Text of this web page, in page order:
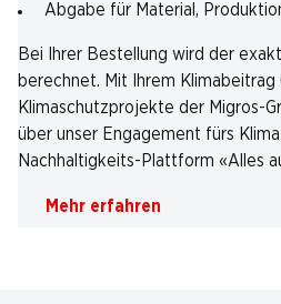
Abgabe für Material,
Bei Ihrer Bestellung wird der
berechnet. Mit Ihrem
Klimaschutzprojekte der Migros-
über unser Engagement fürs
Nachhaltigkeits-Plattform «Alles
Mehr erfahren